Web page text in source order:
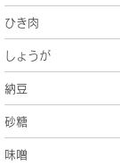
ひき肉
しょうが
納豆
砂糖
味噌